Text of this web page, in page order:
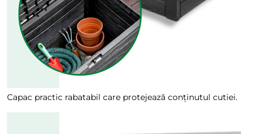
Capac practic rabatabil care protejează conținutul cutiei.